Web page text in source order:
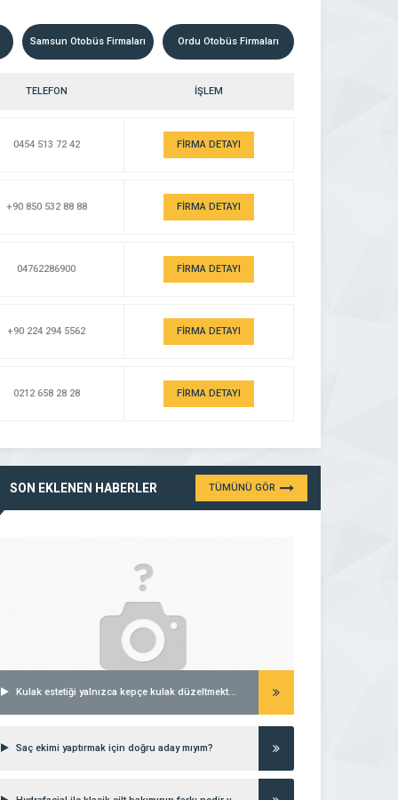
Samsun Otobüs Firmaları Ordu Otobüs Firmaları
TELEFON İŞLEM
0454 513 72 42 FİRMA DETAYI
+90 850 532 88 88 FİRMA DETAYI
04762286900 FİRMA DETAYI
+90 224 294 5562 FİRMA DETAYI
0212 658 28 28 FİRMA DETAYI
SON EKLENEN HABERLER TÜMÜNÜ GÖR
Kulak estetiği yalnızca kepçe kulak düzeltmekten ibaret midir?
Saç ekimi yaptırmak için doğru aday mıyım?